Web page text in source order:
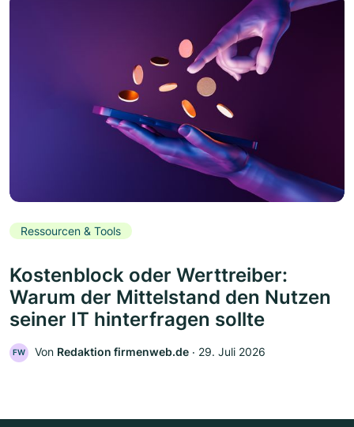
Ressourcen & Tools
Kostenblock oder Werttreiber:
Warum der Mittelstand den Nutzen
seiner IT hinterfragen sollte
FW Von Redaktion firmenweb.de ‧ 29. Juli 2026